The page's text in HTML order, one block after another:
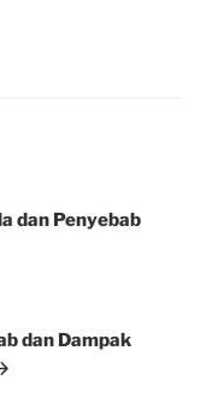
dan Penyebab
dan Dampak